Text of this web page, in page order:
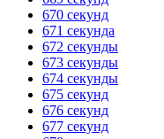
670 секунд
671 секунда
672 секунды
673 секунды
674 секунды
675 секунд
676 секунд
677 секунд